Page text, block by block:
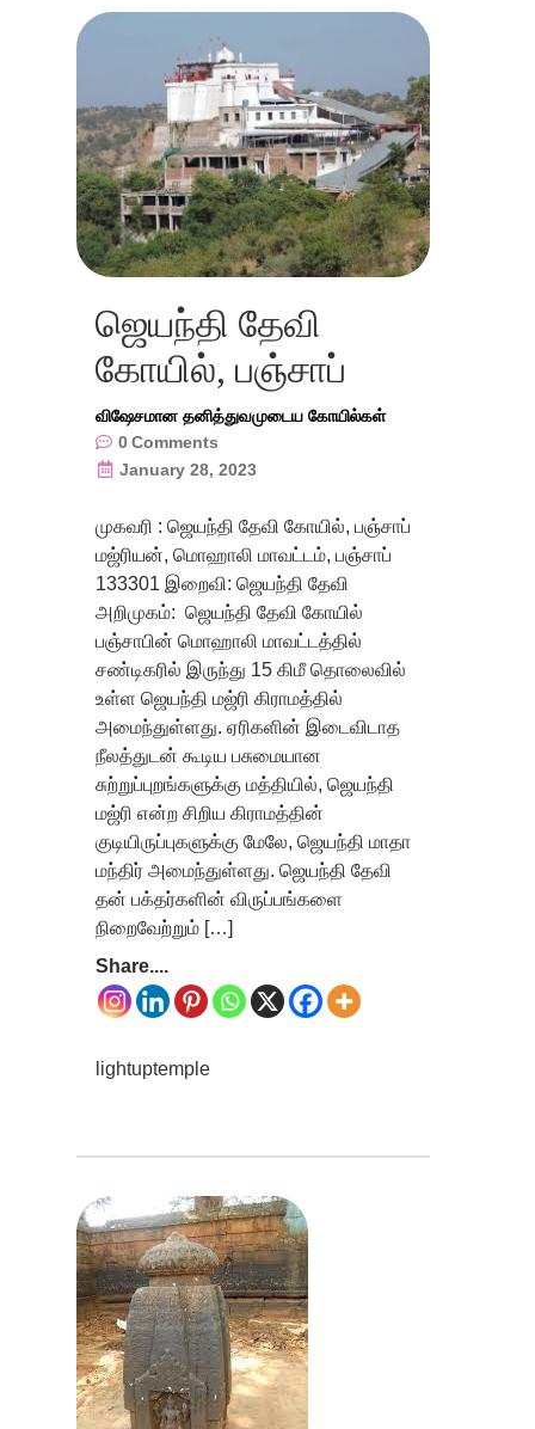
ஜெயந்தி தேவி
கோயில், பஞ்சாப்
விஷேசமான தனித்துவமுடைய கோயில்கள்
0Comments
January 28, 2023
முகவரி : ஜெயந்தி தேவி கோயில், பஞ்சாப்
மஜ்ரியன், மொஹாலி மாவட்டம், பஞ்சாப்
133301 இறைவி: ஜெயந்தி தேவி
அறிமுகம்: ஜெயந்தி தேவி கோயில்
பஞ்சாபின் மொஹாலி மாவட்டத்தில்
சண்டிகரில் இருந்து 15 கிமீ தொலைவில்
உள்ள ஜெயந்தி மஜ்ரி கிராமத்தில்
அமைந்துள்ளது. ஏரிகளின் இடைவிடாத
நீலத்துடன் கூடிய பசுமையான
சுற்றுப்புறங்களுக்கு மத்தியில், ஜெயந்தி
மஜ்ரி என்ற சிறிய கிராமத்தின்
குடியிருப்புகளுக்கு மேலே, ஜெயந்தி மாதா
மந்திர் அமைந்துள்ளது. ஜெயந்தி தேவி
தன் பக்தர்களின் விருப்பங்களை
நிறைவேற்றும் […]
Share....
lightuptemple